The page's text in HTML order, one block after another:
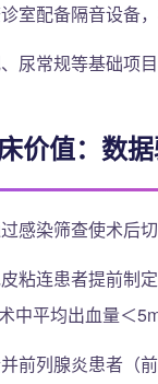
室配备隔音设备
尿常规等基础项
价值：数
感染筛查使术后
粘连患者提前制
中平均出血量＜
前列腺炎患者（